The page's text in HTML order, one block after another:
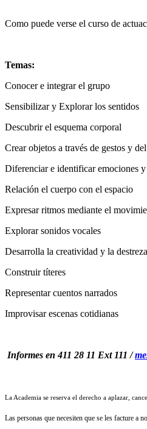
Como puede verse el curso de
Temas:
Conocer e integrar el grupo
Sensibilizar y Explorar los sentidos
Descubrir el esquema corporal
Crear objetos a través de gestos y
Diferenciar e identificar emociones y
Relación el cuerpo con el espacio
Expresar ritmos mediante el
Explorar sonidos vocales
Desarrolla la creatividad y la
Construir títeres
Representar cuentos narrados
Improvisar escenas cotidianas
Informes en 411 28 11 Ext 111 /
La Academia se reserva el derecho a aplazar,
Las personas que necesiten que se les facture a